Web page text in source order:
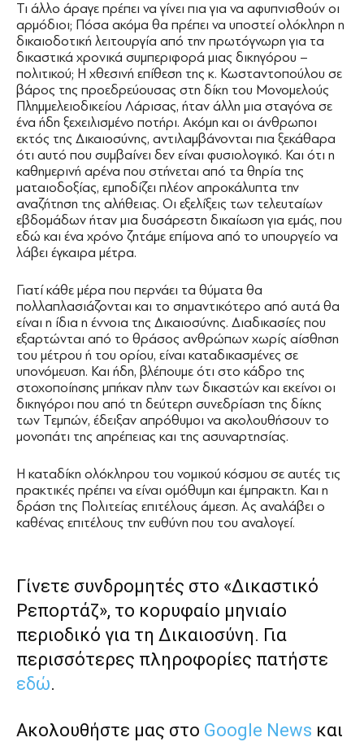
Τι άλλο άραγε πρέπει να γίνει πια για να αφυπνισθούν οι
αρμόδιοι; Πόσα ακόμα θα πρέπει να υποστεί ολόκληρη η
δικαιοδοτική λειτουργία από την πρωτόγνωρη για τα
δικαστικά χρονικά συμπεριφορά μιας δικηγόρου –
πολιτικού; Η χθεσινή επίθεση της κ. Κωσταντοπούλου σε
βάρος της προεδρεύουσας στη δίκη του Μονομελούς
Πλημμελειοδικείου Λάρισας, ήταν άλλη μια σταγόνα σε
ένα ήδη ξεχειλισμένο ποτήρι. Ακόμη και οι άνθρωποι
εκτός της Δικαιοσύνης, αντιλαμβάνονται πια ξεκάθαρα
ότι αυτό που συμβαίνει δεν είναι φυσιολογικό. Και ότι η
καθημερινή αρένα που στήνεται από τα θηρία της
ματαιοδοξίας, εμποδίζει πλέον απροκάλυπτα την
αναζήτηση της αλήθειας. ​Οι εξελίξεις των τελευταίων
εβδομάδων ήταν μια δυσάρεστη δικαίωση για εμάς, που
εδώ και ένα χρόνο ζητάμε επίμονα από το υπουργείο να
λάβει έγκαιρα μέτρα.
Γιατί κάθε μέρα που περνάει τα θύματα θα
πολλαπλασιάζονται και το σημαντικότερο από αυτά θα
είναι η ίδια η έννοια της Δικαιοσύνης. Διαδικασίες που
εξαρτώνται από το θράσος ανθρώπων χωρίς αίσθηση
του μέτρου ή του ορίου, είναι καταδικασμένες σε
υπονόμευση. Και ήδη, βλέπουμε ότι στο κάδρο της
στοχοποίησης μπήκαν πλην των δικαστών και εκείνοι οι
δικηγόροι που από τη δεύτερη συνεδρίαση της δίκης
των Τεμπών, έδειξαν απρόθυμοι να ακολουθήσουν το
μονοπάτι της απρέπειας και της ασυναρτησίας.
Η καταδίκη ολόκληρου του νομικού κόσμου σε αυτές τις
πρακτικές πρέπει να είναι ομόθυμη και έμπρακτη. Και η
δράση της Πολιτείας επιτέλους άμεση. Ας αναλάβει ο
καθένας επιτέλους την ευθύνη που του αναλογεί.
Γίνετε συνδρομητές στο «Δικαστικό
Ρεπορτάζ», το κορυφαίο μηνιαίο
περιοδικό για τη Δικαιοσύνη. Για
περισσότερες πληροφορίες πατήστε
εδώ.
Ακολουθήστε μας στο Google News και